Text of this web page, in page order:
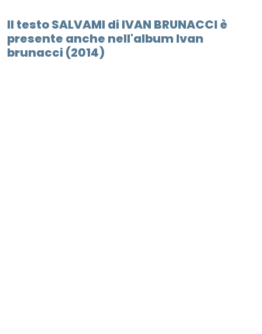
Il testo SALVAMI di IVAN BRUNACCI è
presente anche nell'album Ivan
brunacci (2014)